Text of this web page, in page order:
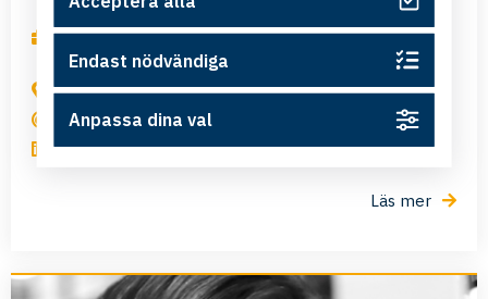
Affärsutveckling, Offentlig verksamhet, Start-up,
Verksamhetsutveckling
Ljungsbro
mikaelamoberg@gmail.com
LinkedIn
Läs mer
Endast nödvändiga
Anpassa dina val